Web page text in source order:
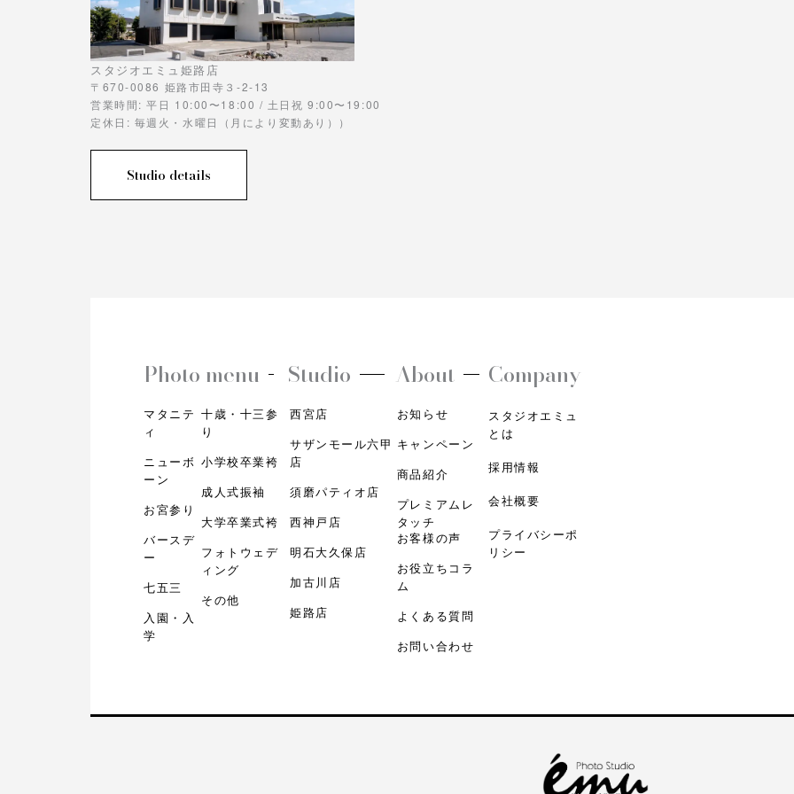
スタジオエミュ姫路店
〒670-0086 姫路市田寺３-2-13
営業時間: 平日 10:00〜18:00 / 土日祝 9:00〜19:00
定休日: 毎週火・水曜日（月により変動あり））
Studio details
Photo menu
マタニテ
ィ
ニューボ
ーン
お宮参り
バースデ
ー
七五三
入園・入
学
十歳・十三参
り
小学校卒業袴
成人式振袖
大学卒業式袴
フォトウェデ
ィング
その他
Studio
西宮店
サザンモール六甲
店
須磨パティオ店
西神戸店
明石大久保店
加古川店
姫路店
About
お知らせ
キャンペーン
商品紹介
プレミアムレ
タッチ
お客様の声
お役立ちコラ
ム
よくある質問
お問い合わせ
Company
スタジオエミュ
とは
採用情報
会社概要
プライバシーポ
リシー